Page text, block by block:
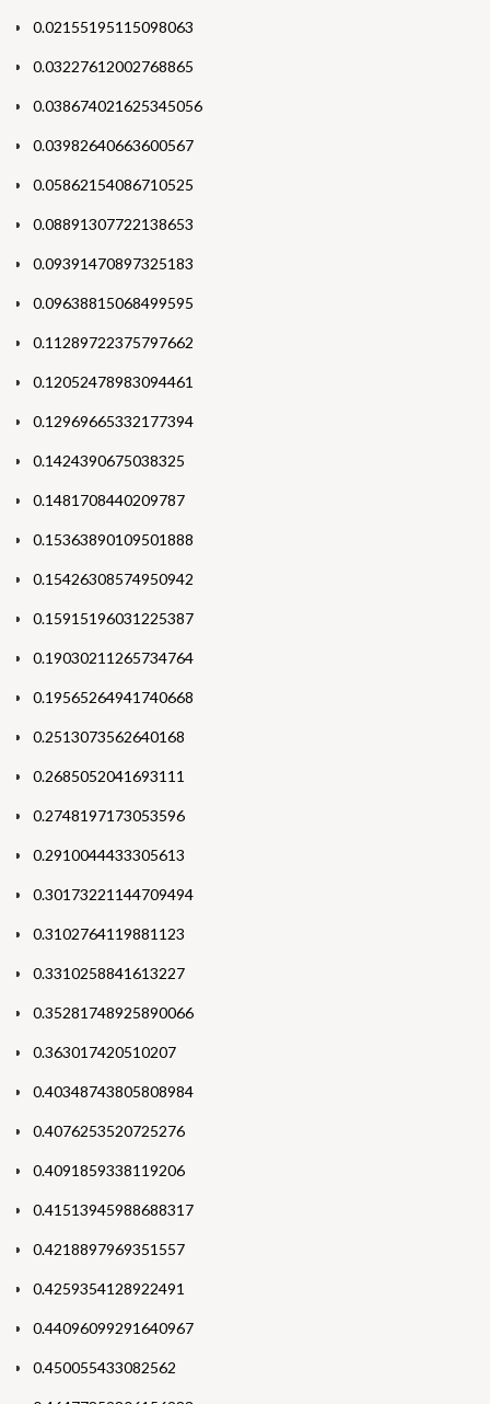
0.02155195115098063
0.03227612002768865
0.038674021625345056
0.03982640663600567
0.05862154086710525
0.08891307722138653
0.09391470897325183
0.09638815068499595
0.11289722375797662
0.12052478983094461
0.12969665332177394
0.1424390675038325
0.1481708440209787
0.15363890109501888
0.15426308574950942
0.15915196031225387
0.19030211265734764
0.19565264941740668
0.2513073562640168
0.2685052041693111
0.2748197173053596
0.2910044433305613
0.30173221144709494
0.3102764119881123
0.3310258841613227
0.35281748925890066
0.363017420510207
0.40348743805808984
0.4076253520725276
0.4091859338119206
0.41513945988688317
0.4218897969351557
0.4259354128922491
0.44096099291640967
0.450055433082562